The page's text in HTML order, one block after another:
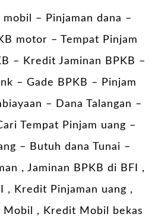
– Pinjaman dana –
motor – Tempat Pinjam
– Kredit Jaminan BPKB –
– Gade BPKB – Pinjam
– Dana Talangan –
Tempat Pinjam uang –
– Butuh dana Tunai –
, Jaminan BPKB di BFI ,
, Kredit Pinjaman uang ,
Mobil , Kredit Mobil bekas